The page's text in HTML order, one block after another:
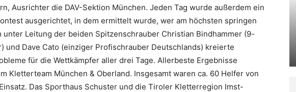
Ausrichter die DAV-Sektion München. Jeden Tag wurde außerdem ein
ausgerichtet, in dem ermittelt wurde, wer am höchsten springen
unter Leitung der beiden Spitzenschrauber Christian Bindhammer (9-
und Dave Cato (einziger Profischrauber Deutschlands) kreierte
für die Wettkämpfer aller drei Tage. Allerbeste Ergebnisse
Kletterteam München & Oberland. Insgesamt waren ca. 60 Helfer von
Das Sporthaus Schuster und die Tiroler Kletterregion Imst-